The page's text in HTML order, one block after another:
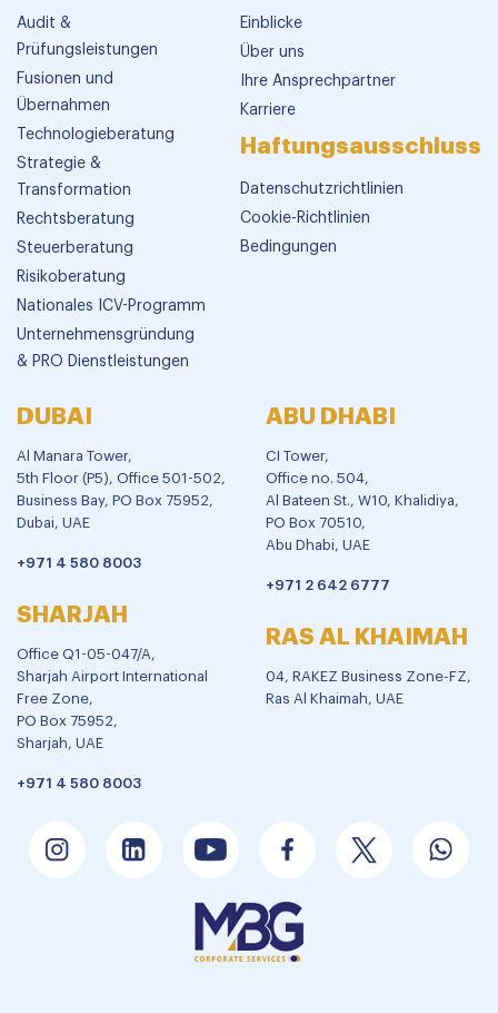
Audit &
Prüfungsleistungen
Fusionen und
Übernahmen
Technologieberatung
Strategie &
Transformation
Rechtsberatung
Steuerberatung
Risikoberatung
Nationales ICV-Programm
Unternehmensgründung
& PRO Dienstleistungen
Einblicke
Über uns
Ihre Ansprechpartner
Karriere
Haftungsausschluss
Datenschutzrichtlinien
Cookie-Richtlinien
Bedingungen
DUBAI
Al Manara Tower,
5th Floor (P5), Office 501-502,
Business Bay, PO Box 75952,
Dubai, UAE
+971 4 580 8003
SHARJAH
Office Q1-05-047/A,
Sharjah Airport International
Free Zone,
PO Box 75952,
Sharjah, UAE
+971 4 580 8003
ABU DHABI
CI Tower,
Office no. 504,
Al Bateen St., W10, Khalidiya,
PO Box 70510,
Abu Dhabi, UAE
+971 2 642 6777
RAS AL KHAIMAH
04, RAKEZ Business Zone-FZ,
Ras Al Khaimah, UAE